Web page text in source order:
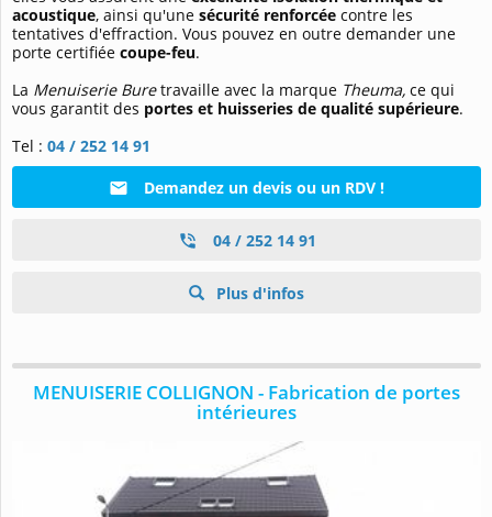
acoustique, ainsi qu'une sécurité renforcée contre les
tentatives d'effraction. Vous pouvez en outre demander une
porte certifiée coupe-feu.
La Menuiserie Buretravaille avec la marque Theuma, ce qui
vous garantit des portes et huisseries de qualité supérieure.
Tel : 04 / 252 14 91
Demandez un devis ou un RDV !
04 / 252 14 91
Plus d'infos
MENUISERIE COLLIGNON - Fabrication de portes
intérieures